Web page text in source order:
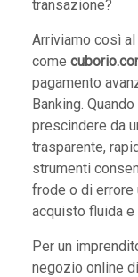
transazione?
Arriviamo così
come
pagamento
Banking.
prescindere da
trasparente,
strumenti
frode o di errore
acquisto fluida
Per un
negozio online